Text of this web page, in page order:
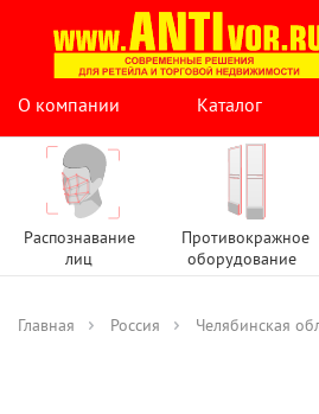
О компании
Каталог
Распознавание
лиц
Противокражное
оборудование
Главная Россия Челябинская